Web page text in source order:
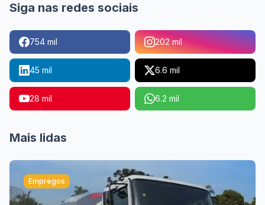
Siga nas redes sociais
754 mil 202 mil
45 mil 6.6 mil
28 mil 6.2 mil
Mais lidas
Empregos